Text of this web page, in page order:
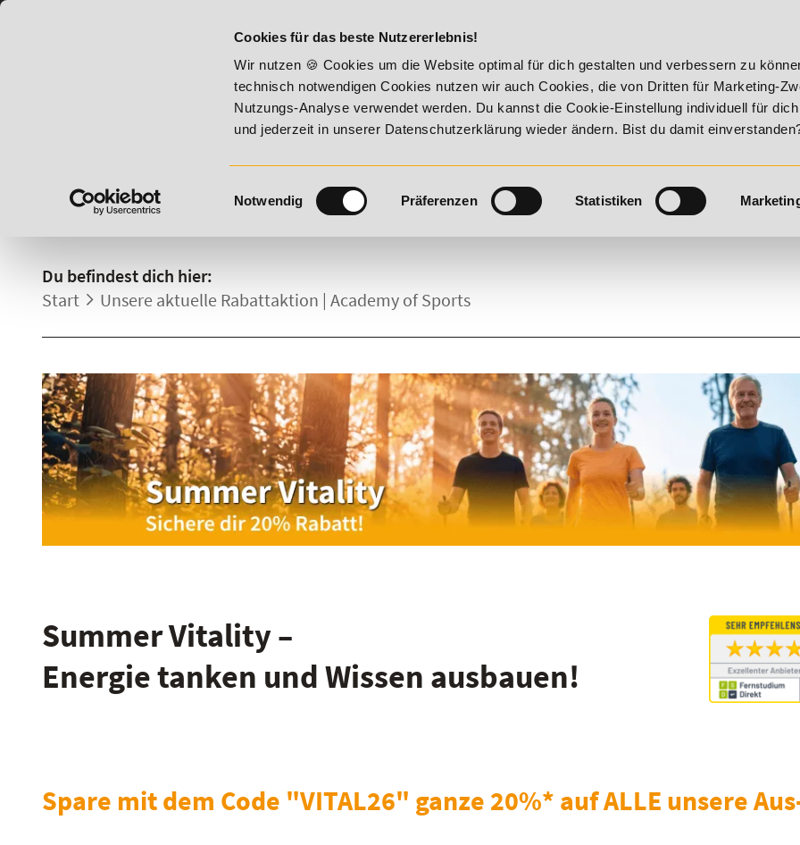
Cookies für das beste Nutzererlebnis!
Wir nutzen 🍪 Cookies um die Website optimal für dich gestalten und verbessern zu
technisch notwendigen Cookies nutzen wir auch Cookies, die von Dritten für Marketing-
Nutzungs-Analyse verwendet werden. Du kannst die Cookie-Einstellung individuell für
und jederzeit in unserer Datenschutzerklärung wieder ändern. Bist du damit
Einwilligungsauswahl
Notwendig Präferenzen Statistiken
bis 17. August 2026 - Summer Vitality! 20% Rabatt bis 17. August 2026 - Summer Vitality! 20% Rabatt bis 17.
RABATTAKTION.
Du befindest dich hier:
Start
Unsere aktuelle Rabattaktion | Academy of Sports
Summer Vitality –
Energie tanken und Wissen ausbauen!
Spare mit dem Code "VITAL26" ganze 20%* auf ALLE unsere